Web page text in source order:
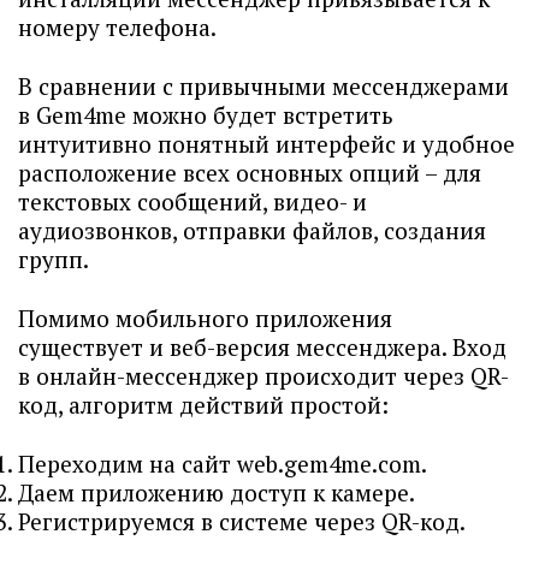
номеру телефона.
В сравнении с привычными мессенджерами
в Gem4me можно будет встретить
интуитивно понятный интерфейс и удобное
расположение всех основных опций – для
текстовых сообщений, видео- и
аудиозвонков, отправки файлов, создания
групп.
Помимо мобильного приложения
существует и веб-версия мессенджера. Вход
в онлайн-мессенджер происходит через QR-
код, алгоритм действий простой:
Переходим на сайт web.gem4me.com.
Даем приложению доступ к камере.
Регистрируемся в системе через QR-код.